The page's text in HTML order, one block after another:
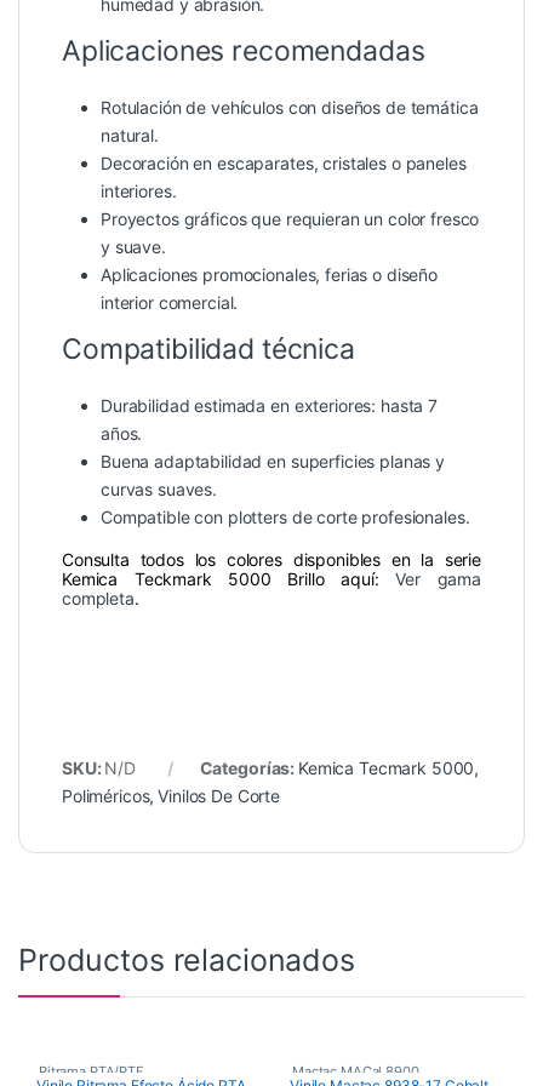
humedad y abrasión.
Aplicaciones recomendadas
Rotulación de vehículos con diseños de temática
natural.
Decoración en escaparates, cristales o paneles
interiores.
Proyectos gráficos que requieran un color fresco
y suave.
Aplicaciones promocionales, ferias o diseño
interior comercial.
Compatibilidad técnica
Durabilidad estimada en exteriores: hasta 7
años.
Buena adaptabilidad en superficies planas y
curvas suaves.
Compatible con plotters de corte profesionales.
Consulta todos los colores disponibles en la serie
Kemica Teckmark 5000 Brillo aquí:Ver gama
completa.
SKU: N/D Categorías: Kemica Tecmark 5000,
Poliméricos,Vinilos De Corte
Productos relacionados
Ritrama PTA/PTF Mactac MACal 8900